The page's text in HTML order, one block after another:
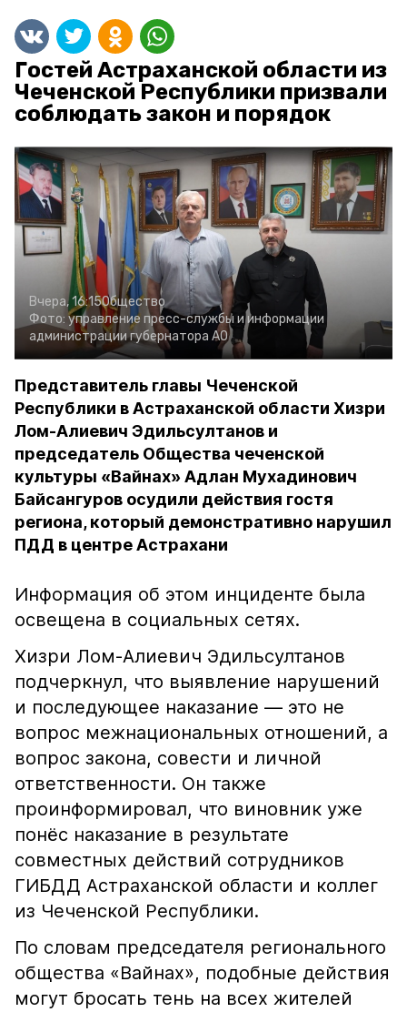
Гостей Астраханской области из
Чеченской Республики призвали
соблюдать закон и порядок
Вчера, 16:15Общество
Фото: управление пресс-службы и информации
администрации губернатора АО
Представитель главы Чеченской
Республики в Астраханской области Хизри
Лом-Алиевич Эдильсултанов и
председатель Общества чеченской
культуры «Вайнах» Адлан Мухадинович
Байсангуров осудили действия гостя
региона, который демонстративно нарушил
ПДД в центре Астрахани
Информация об этом инциденте была
освещена в социальных сетях.
Хизри Лом-Алиевич Эдильсултанов
подчеркнул, что выявление нарушений
и последующее наказание — это не
вопрос межнациональных отношений, а
вопрос закона, совести и личной
ответственности. Он также
проинформировал, что виновник уже
понёс наказание в результате
совместных действий сотрудников
ГИБДД Астраханской области и коллег
из Чеченской Республики.
По словам председателя регионального
общества «Вайнах», подобные действия
могут бросать тень на всех жителей